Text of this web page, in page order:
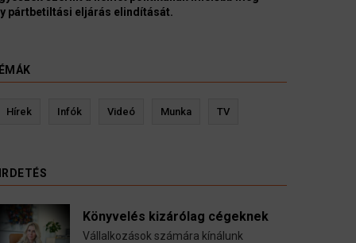
pártbetiltási eljárás elindítását.
Ressler biztosítási szakértő
Hírek Infók Videó Munka TV
Könyvelés kizárólag cégeknek
Vállalkozások számára kínálunk